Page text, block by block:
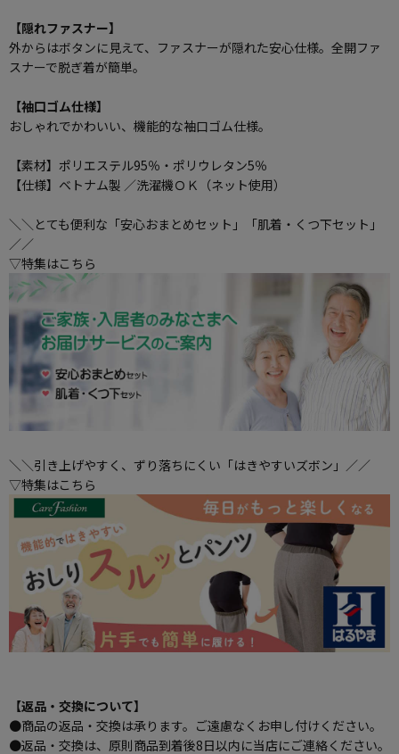
【隠れファスナー】
外からはボタンに見えて、ファスナーが隠れた安心仕様。全開ファ
スナーで脱ぎ着が簡単。
【袖口ゴム仕様】
おしゃれでかわいい、機能的な袖口ゴム仕様。
【素材】ポリエステル95％・ポリウレタン5％
【仕様】ベトナム製 ／洗濯機ＯＫ（ネット使用）
＼＼とても便利な「安心おまとめセット」「肌着・くつ下セット」
／／
▽特集はこちら
＼＼引き上げやすく、ずり落ちにくい「はきやすいズボン」／／
▽特集はこちら
【返品・交換について】
●商品の返品・交換は承ります。ご遠慮なくお申し付けください。
●返品・交換は、原則商品到着後8日以内に当店にご連絡ください。